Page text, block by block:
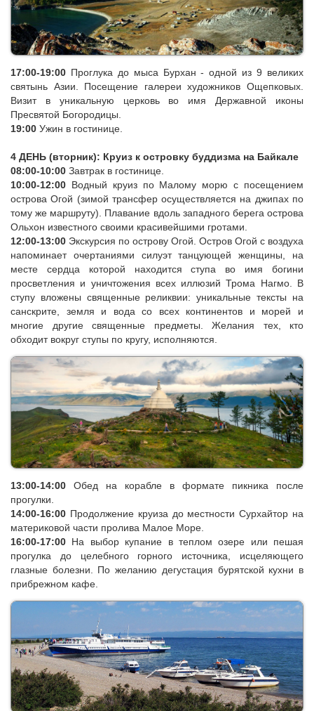
17:00-19:00 Проглука до мыса Бурхан - одной из 9 великих
святынь Азии. Посещение галереи художников Ощепковых.
Визит в уникальную церковь во имя Державной иконы
Пресвятой Богородицы
19:00 Ужин в гостинице.
4 ДЕНЬ (вторник): Круиз к островку буддизма на Байкале
08:00-10:00 Завтрак в гостинице.
10:00-12:00 Водный круиз по Малому морю с посещением
острова Огой (зимой трансфер осуществляется на джипах по
тому же маршруту). Плавание вдоль западного берега острова
Ольхон известного своими красивейшими гротами.
12:00-13:00 Экскурсия по острову Огой. Остров Огой с воздуха
напоминает очертаниями силуэт танцующей женщины, на
месте сердца которой находится ступа во имя богини
просветления и уничтожения всех иллюзий Трома Нагмо. В
ступу вложены священные реликвии: уникальные тексты на
санскрите, земля и вода со всех континентов и морей и
многие другие священные предметы. Желания тех, кто
обходит вокруг ступы по кругу, исполняются.
13:00-14:00 Обед на корабле в формате пикника после
прогулки.
14:00-16:00 Продолжение круиза до местности Сурхайтор на
материковой части пролива Малое Море.
16:00-17:00 На выбор купание в теплом озере или пешая
прогулка до целебного горного источника, исцеляющего
глазные болезни. По желанию дегустация бурятской кухни в
прибрежном кафе.